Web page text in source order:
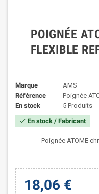
POIGNÉE
FLEXIBLE
Marque
AMS
Référence
Poignée
En stock
5 Produits
check En stock / Fabricant
Poignée ATOME
18,06 €